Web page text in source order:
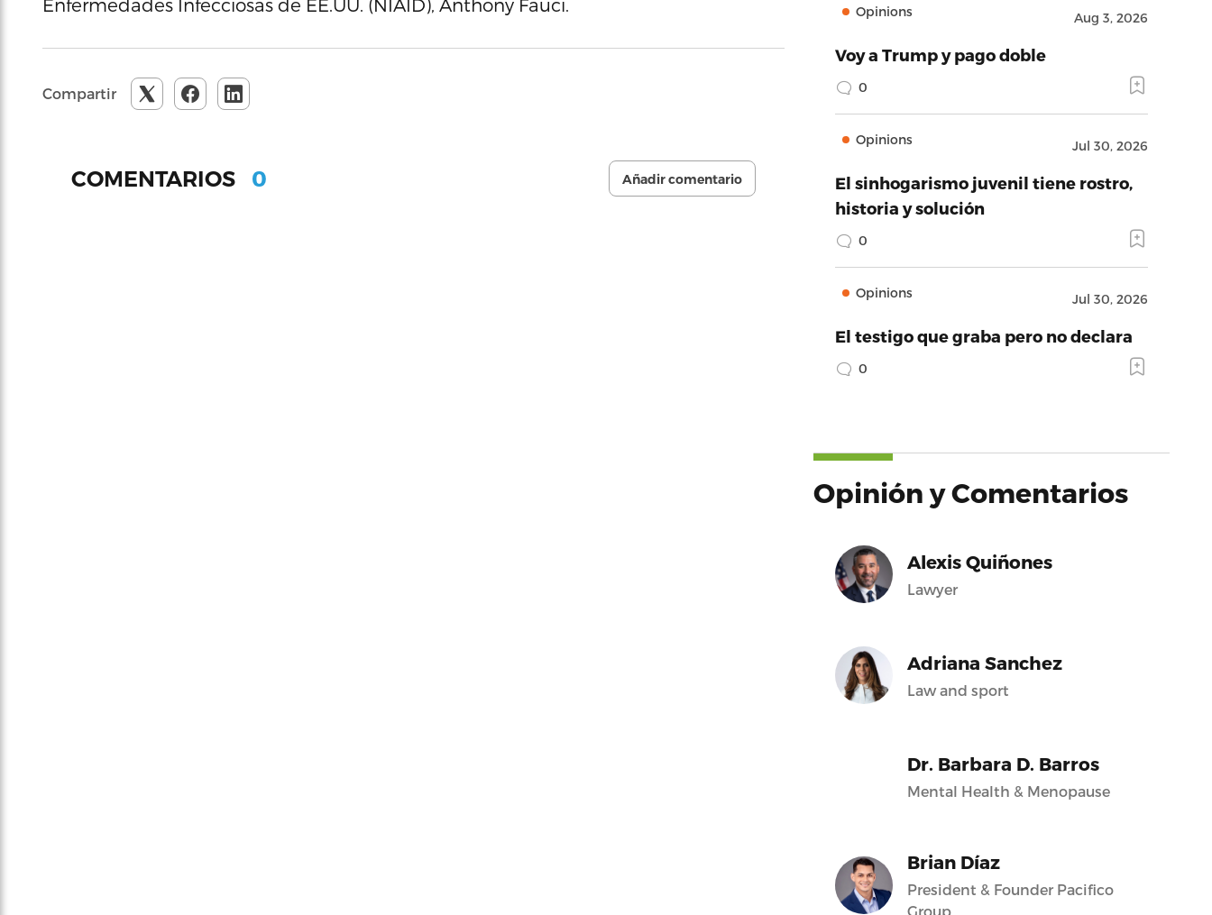
Enfermedades Infecciosas de EE.UU. (NIAID), Anthony Fauci.
Compartir
COMENTARIOS 0 Añadir comentario
Opinions Aug 3, 2026
Voy a Trump y pago doble
0
Opinions Jul 30, 2026
El sinhogarismo juvenil tiene rostro,
historia y solución
0
Opinions Jul 30, 2026
El testigo que graba pero no declara
0
Opinión y Comentarios
Alexis Quiñones
Lawyer
Adriana Sanchez
Law and sport
Dr. Barbara D. Barros
Mental Health & Menopause
Brian Díaz
President & Founder Pacifico
Group